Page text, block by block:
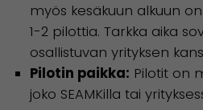
myös kesäkuun alkuun
1-2 pilottia. Tarkka aika
osallistuvan yrityksen
Pilotin paikka: Pilotit on
joko SEAMKilla tai